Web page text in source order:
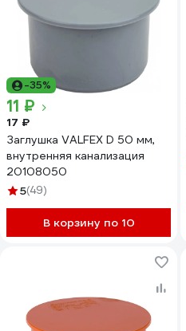
-35%
11 ₽
17 ₽
Заглушка VALFEX D 50 мм,
внутренняя канализация
20108050
5(49)
В корзину по 10